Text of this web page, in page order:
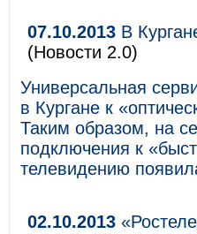
07.10.2013 В
(Новости 2.0)
Универсальная
в Кургане к
Таким образом, на
подключения к
телевидению
02.10.2013